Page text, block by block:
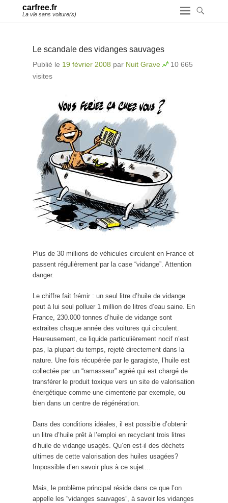
carfree.fr
La vie sans voiture(s)
Le scandale des vidanges sauvages
Publié le 19 février 2008 par Nuit Grave
10 665
visites
Plus de 30 millions de véhicules circulent en France et
passent régulièrement par la case “vidange”. Attention
danger.
Le chiffre fait frémir : un seul litre d’huile de vidange
peut à lui seul polluer 1 million de litres d’eau saine. En
France, 230.000 tonnes d’huile de vidange sont
extraites chaque année des voitures qui circulent.
Heureusement, ce liquide particulièrement nocif n’est
pas, la plupart du temps, rejeté directement dans la
nature. Une fois récupérée par le garagiste, l’huile est
collectée par un “ramasseur” agréé qui est chargé de
transférer le produit toxique vers un site de valorisation
énergétique comme une cimenterie par exemple, ou
bien dans un centre de régénération.
Dans des conditions idéales, il est possible d’obtenir
un litre d’huile prêt à l’emploi en recyclant trois litres
d’huile de vidange usagés. Qu’en est-il des déchets
ultimes de cette valorisation des huiles usagées?
Impossible d’en savoir plus à ce sujet…
Mais, le problème principal réside dans ce que l’on
appelle les “vidanges sauvages”, à savoir les vidanges